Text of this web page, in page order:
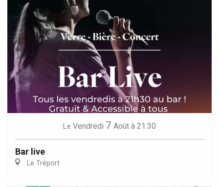
Le Vendredi 7 Août à 21:30
Bar live
Le Tréport